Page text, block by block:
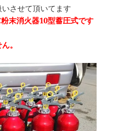
させて頂いてます
末消火器10型蓄圧式です
。